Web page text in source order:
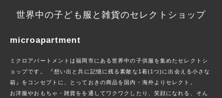
世界中の子ども服と雑貨のセレクトショップ
microapartment
ミクロアパートメントは福岡市にある世界中の子供服を集めたセレクトシ
ョップです。 『想い出と共に記憶に残る素敵な1着(1つ)に出会える小さな
箱』をコンセプトに、とっておきの商品を国内・海外よりセレクト。
お洋服やおもちゃ・雑貨をを通してワクワクしたり、笑顔になれる、そん